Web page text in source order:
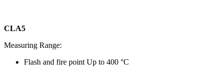
CLA5
Measuring Range:
Flash and fire point Up to 400 °C